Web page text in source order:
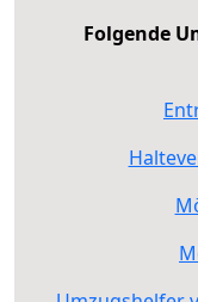
Folgende